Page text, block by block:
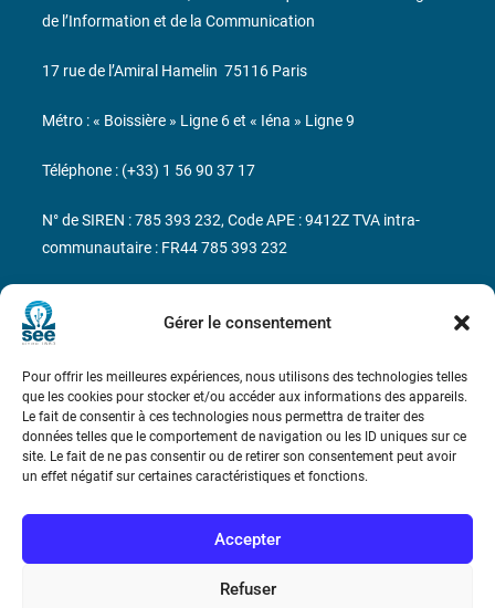
Gérer le consentement
Pour offrir les meilleures expériences, nous utilisons des technologies telles
que les cookies pour stocker et/ou accéder aux informations des appareils.
Le fait de consentir à ces technologies nous permettra de traiter des
données telles que le comportement de navigation ou les ID uniques sur ce
site. Le fait de ne pas consentir ou de retirer son consentement peut avoir
un effet négatif sur certaines caractéristiques et fonctions.
Accepter
Refuser
Bicentenaire des découvertes d’André-
Marie Ampère
Conditions Générales de Vente
Mentions légales
Contact
de l’Information et de la Communication
17 rue de l’Amiral Hamelin 75116 Paris
Métro : « Boissière » Ligne 6 et « Iéna » Ligne 9
Téléphone : (+33) 1 56 90 37 17
N° de SIREN : 785 393 232, Code APE : 9412Z TVA intra-
communautaire : FR44 785 393 232